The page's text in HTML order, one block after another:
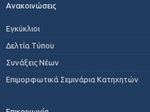
Ανακοινώσεις
Εγκύκλιοι
Δελτία Τύπου
Συνάξεις Νέων
Επιμορφωτικά Σεμινάρια Κατηχητών